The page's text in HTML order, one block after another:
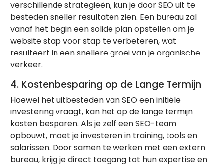
verschillende strategieën, kun je door SEO uit te
besteden sneller resultaten zien. Een bureau zal
vanaf het begin een solide plan opstellen om je
website stap voor stap te verbeteren, wat
resulteert in een snellere groei van je organische
verkeer.
4. Kostenbesparing op de Lange Termijn
Hoewel het uitbesteden van SEO een initiële
investering vraagt, kan het op de lange termijn
kosten besparen. Als je zelf een SEO-team
opbouwt, moet je investeren in training, tools en
salarissen. Door samen te werken met een extern
bureau, krijg je direct toegang tot hun expertise en